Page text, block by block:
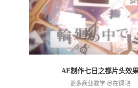
AE制作七日之都片头效
更多商业教学 尽在课吧